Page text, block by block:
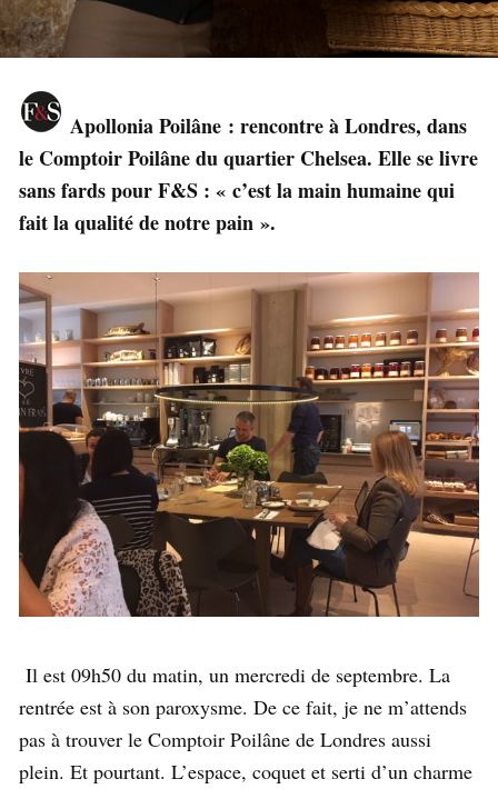
Apollonia Poilâne : rencontre à Londres, dans
le Comptoir Poilâne du quartier Chelsea. Elle se livre
sans fards pour F&S : « c’est la main humaine qui
fait la qualité de notre pain ».
Il est 09h50 du matin, un mercredi de septembre. La
rentrée est à son paroxysme. De ce fait, je ne m’attends
pas à trouver le Comptoir Poilâne de Londres aussi
plein. Et pourtant. L’espace, coquet et serti d’un charme